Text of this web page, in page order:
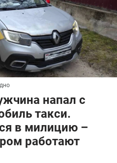
напал с
такси.
в милицию –
работают